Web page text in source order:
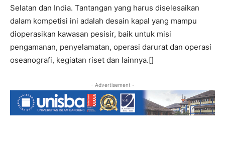
Selatan dan India. Tantangan yang harus diselesaikan
dalam kompetisi ini adalah desain kapal yang mampu
dioperasikan kawasan pesisir, baik untuk misi
pengamanan, penyelamatan, operasi darurat dan operasi
oseanografi, kegiatan riset dan lainnya.[]
- Advertisement -